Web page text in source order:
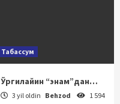
Табассум
Ўргилайин “энам”дан…
3 yil oldin Behzod 1 594